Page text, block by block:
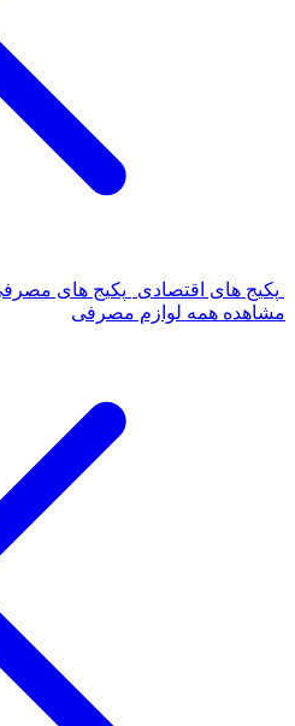
پکیج های اقتصادی پکیج های
مشاهده همه لوازم مصرفی